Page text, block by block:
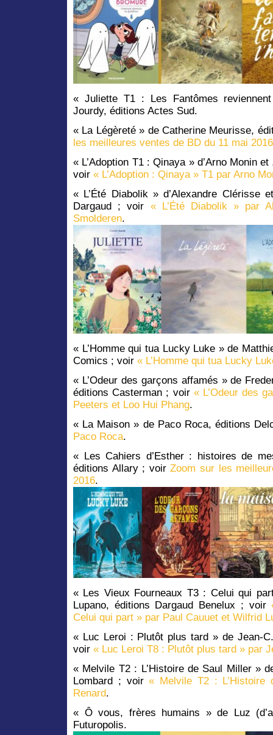
« Juliette T1 : Les Fantômes
Jourdy, éditions Actes Sud.
« La Légèreté » de Catherine Meurisse,
les meilleures ventes de BD du 11 mai 2016
« L’Adoption T1 : Qinaya » d’Arno Monin
voir « L’Adoption : Qinaya » T1 par Arno
« L’Été Diabolik » d’Alexandre Clérisse
Dargaud ; voir « L’Été Diabolik » par
Smolderen.
« L’Homme qui tua Lucky Luke » de
Comics ; voir « L’Homme qui tua Lucky
« L’Odeur des garçons affamés » de
éditions Casterman ; voir « L’Odeur des
Peeters et Loo Hui Phang.
« La Maison » de Paco Roca, éditions
Paco Roca.
« Les Cahiers d’Esther : histoires de
éditions Allary ; voirZoom sur les
2016.
« Les Vieux Fourneaux T3 : Celui qui
Lupano, éditions Dargaud Benelux ; voir
Celui qui part » par Paul Cauuet et Wilfrid
« Luc Leroi : Plutôt plus tard » de Jean-
voir « Luc Leroi T8 : Plutôt plus tard » par
« Melvile T2 : L’Histoire de Saul Miller »
Lombard ; voir« Melvile T2 : L’Histoire
Renard.
« Ô vous, frères humains » de Luz
Futuropolis.